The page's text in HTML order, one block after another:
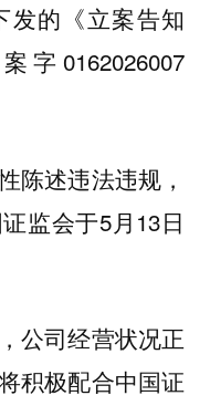
发的《立案告知
0162026007
陈述违法违规，
监会于5月13日
公司经营状况正
积极配合中国证